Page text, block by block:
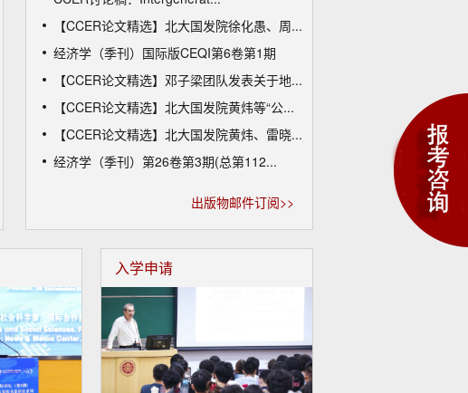
【CCER论文精选】北大国发院徐化愚、周...
经济学（季刊）国际版CEQI第6卷第1期
【CCER论文精选】邓子梁团队发表关于地...
【CCER论文精选】北大国发院黄炜等“公...
【CCER论文精选】北大国发院黄炜、雷晓...
经济学（季刊）第26卷第3期(总第112...
出版物邮件订阅>>
入学申请